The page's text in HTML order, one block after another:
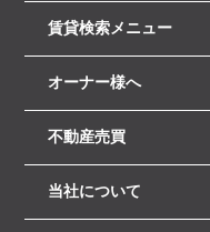
賃貸検索メニュー
オーナー様へ
不動産売買
当社について